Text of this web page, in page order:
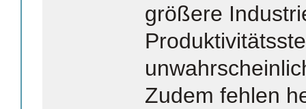
größere
Zudem fehlen